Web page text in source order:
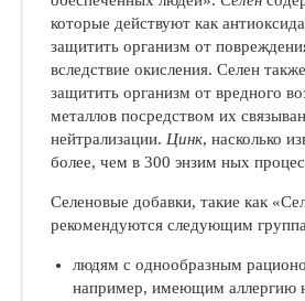
которые действуют как
защитить организм от
вследствие окисления. Селен
защитить организм от вредного
металлов посредством их
нейтрализации. Цинк, насколько
более, чем в 300 энзим ных
Селеновые добавки, такие как
рекомендуются следующим
людям с однообразным
например, имеющим аллергию